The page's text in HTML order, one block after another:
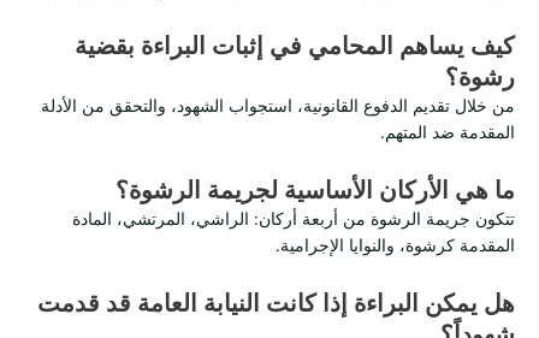
كيف يساهم المحامي في إثبات البراءة بقضية
رشوة؟
من خلال تقديم الدفوع القانونية، استجواب الشهود، والتحقق من الأدلة
المقدمة ضد المتهم.
ما هي الأركان الأساسية لجريمة الرشوة؟
تتكون جريمة الرشوة من أربعة أركان: الراشي، المرتشي، المادة
المقدمة كرشوة، والنوايا الإجرامية.
هل يمكن البراءة إذا كانت النيابة العامة قد قدمت